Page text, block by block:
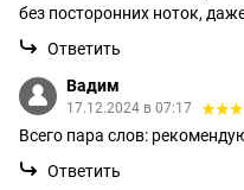
без посторонних ноток,
Ответить
Вадим
17.12.2024 в 07:17
Всего пара слов:
Ответить